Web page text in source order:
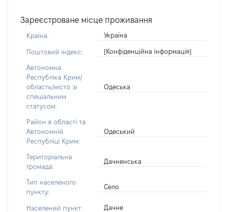
Зареєстроване місце проживання
Країна: Україна
Поштовий індекс: [Конфіденційна інформація]
Автономна
Республіка Крим/
область/місто зі
спеціальним
статусом:
Одеська
Район в області та
Автономній
Республіці Крим:
Одеський
Територіальна
громада:
Дачненська
Тип населеного
пункту:
Село
Населений пункт: Дачне